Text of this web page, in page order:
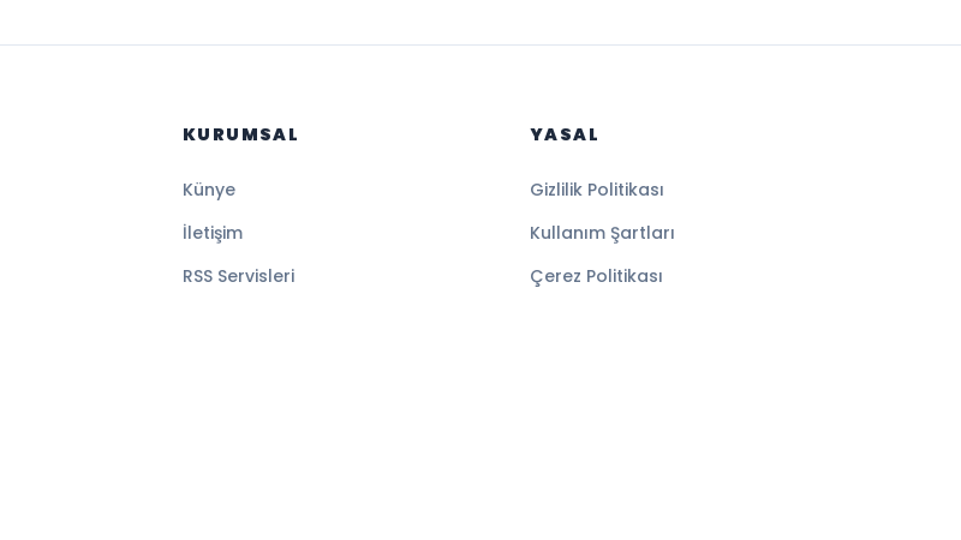
KURUMSAL
Künye
İletişim
RSS Servisleri
YASAL
Gizlilik Politikası
Kullanım Şartları
Çerez Politikası